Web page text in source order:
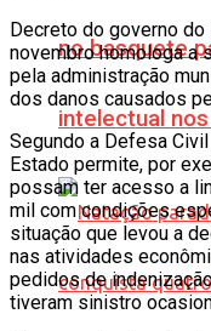
no basquete
intelectual nos
Decreto do governo
novembro homologa a
pela administração
dos danos causados
Segundo a Defesa
Estado permite, por
possam ter acesso a
mil com condições
situação que levou a
nas atividades
pedidos de
tiveram sinistro